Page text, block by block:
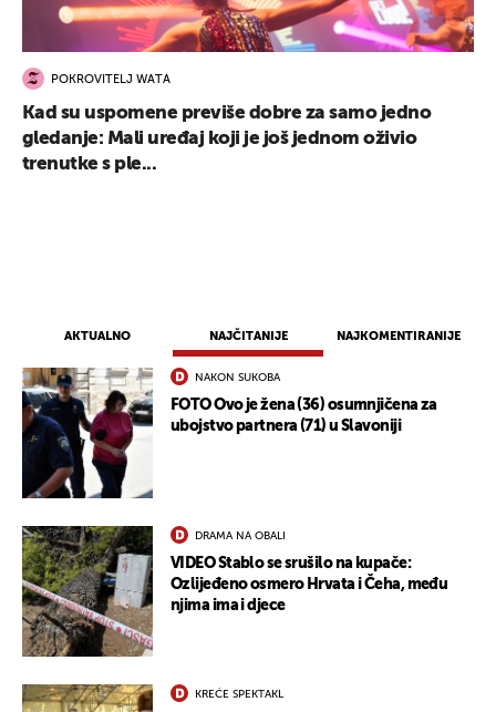
AKTUALNO NAJČITANIJE NAJKOMENTIRANIJE
NAKON SUKOBA
FOTO Ovo je žena (36) osumnjičena za
ubojstvo partnera (71) u Slavoniji
DRAMA NA OBALI
VIDEO Stablo se srušilo na kupače:
Ozlijeđeno osmero Hrvata i Čeha, među
njima ima i djece
KREĆE SPEKTAKL
POKROVITELJ WATA
Kad su uspomene previše dobre za samo jedno
gledanje: Mali uređaj koji je još jednom oživio
trenutke s ple...
UKLJUČITE NOTIFIKACIJE